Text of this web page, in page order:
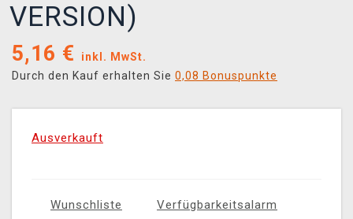
VERSION)
5,16 €
inkl. MwSt.
Durch den Kauf erhalten Sie 0,08 Bonuspunkte
Ausverkauft
Wunschliste Verfügbarkeitsalarm